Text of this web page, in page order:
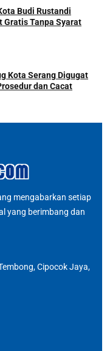
Budi Rustandi
Gratis Tanpa Syarat
Kota Serang Digugat
dan Cacat
mengabarkan setiap
yang berimbang dan
Cipocok Jaya,